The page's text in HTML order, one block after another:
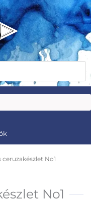
ceruzakészlet No1
No1